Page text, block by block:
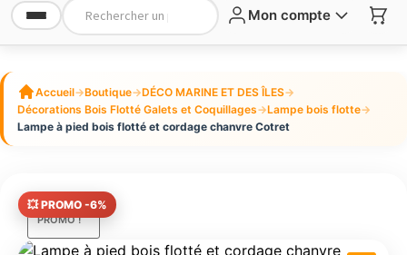
Mon compte
Accueil→Boutique→DÉCO MARINE ET DES ÎLES→
Décorations Bois Flotté Galets et Coquillages→Lampe bois flotte→
Lampe à pied bois flotté et cordage chanvre Cotret
PROMO !
💥 PROMO -6%